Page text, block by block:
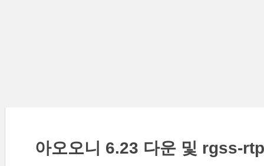
아오오니 6.23 다운 및 rgss-